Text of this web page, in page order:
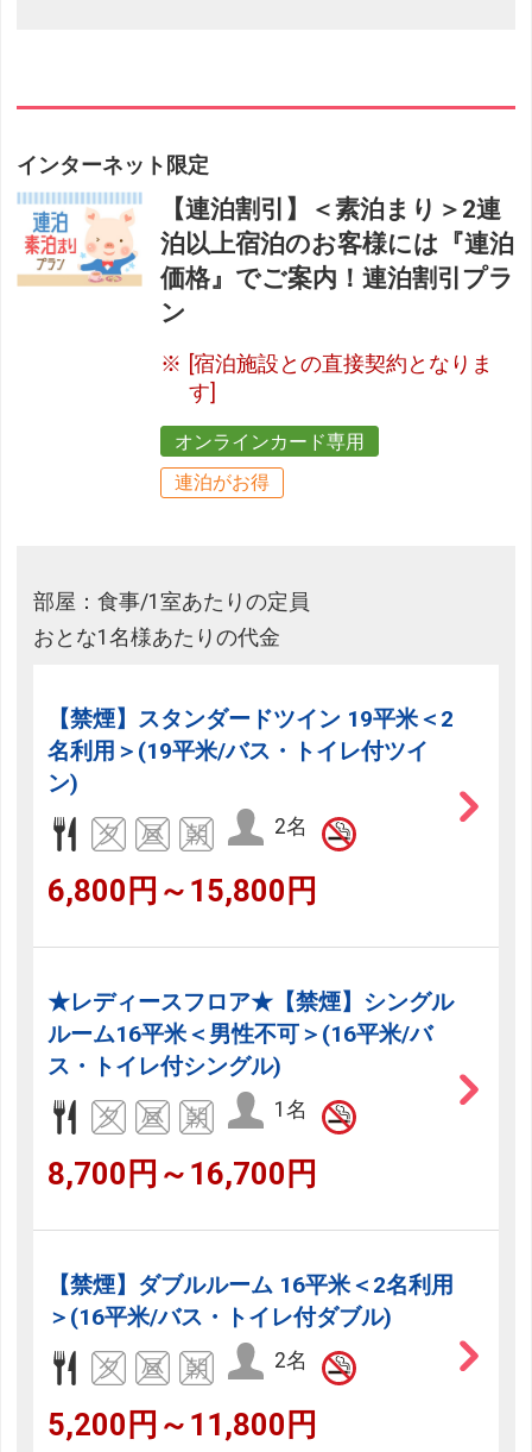
インターネット限定
【連泊割引】＜素泊まり＞2連
泊以上宿泊のお客様には『連泊
価格』でご案内！連泊割引プラ
ン
[宿泊施設との直接契約となりま
す]
オンラインカード専用
連泊がお得
部屋：食事/1室あたりの定員
おとな1名様あたりの代金
【禁煙】スタンダードツイン 19平米＜2
名利用＞(19平米/バス・トイレ付ツイ
ン)
2名
6,800円～15,800円
★レディースフロア★【禁煙】シングル
ルーム16平米＜男性不可＞(16平米/バ
ス・トイレ付シングル)
1名
8,700円～16,700円
【禁煙】ダブルルーム 16平米＜2名利用
＞(16平米/バス・トイレ付ダブル)
2名
5,200円～11,800円